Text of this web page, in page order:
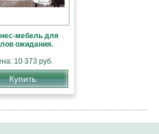
мебель для
ожидания.
10 373 руб.
Купить